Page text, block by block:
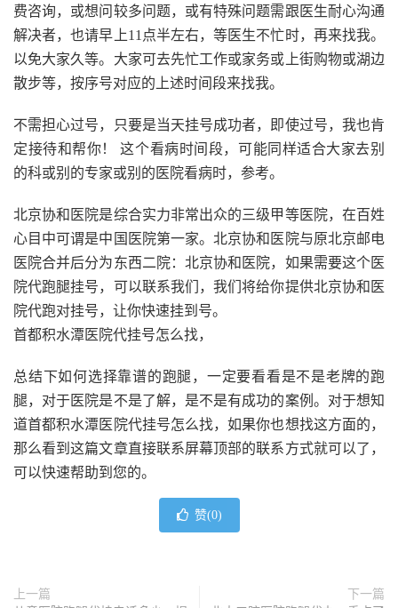
费咨询，或想问较多问题，或有特殊问题需跟医生耐心沟通
解决者，也请早上11点半左右，等医生不忙时，再来找我。
以免大家久等。大家可去先忙工作或家务或上街购物或湖边
散步等，按序号对应的上述时间段来找我。
不需担心过号，只要是当天挂号成功者，即使过号，我也肯
定接待和帮你！ 这个看病时间段，可能同样适合大家去别
的科或别的专家或别的医院看病时，参考。
北京协和医院是综合实力非常出众的三级甲等医院，在百姓
心目中可谓是中国医院第一家。北京协和医院与原北京邮电
医院合并后分为东西二院：北京协和医院，如果需要这个医
院代跑腿挂号，可以联系我们，我们将给你提供北京协和医
院代跑对挂号，让你快速挂到号。
首都积水潭医院代挂号怎么找，
总结下如何选择靠谱的跑腿，一定要看看是不是老牌的跑
腿，对于医院是不是了解，是不是有成功的案例。对于想知
道首都积水潭医院代挂号怎么找，如果你也想找这方面的，
那么看到这篇文章直接联系屏幕顶部的联系方式就可以了，
可以快速帮助到您的。
赞(0)
上一篇
下一篇